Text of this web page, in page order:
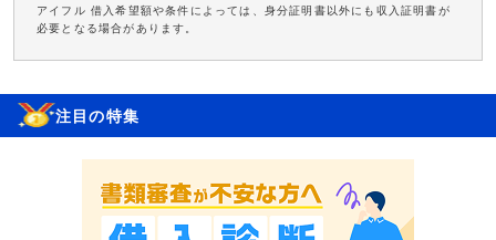
アイフル 借入希望額や条件によっては、身分証明書以外にも収入証明書が
必要となる場合があります。
注目の特集